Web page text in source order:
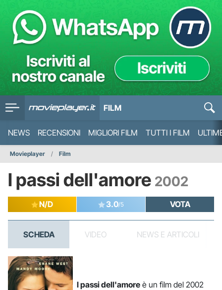
FILM
NEWS RECENSIONI MIGLIORI FILM TUTTI I FILM
Movieplayer Film
I passi dell'amore 2002
N/D 3.0/5 VOTA
SCHEDA VIDEO NEWS E ARTICOLI
I passi dell'amoreè un film del 2002